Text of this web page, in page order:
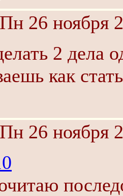
Пн 26 ноября
2 дела
как
Пн 26 ноября